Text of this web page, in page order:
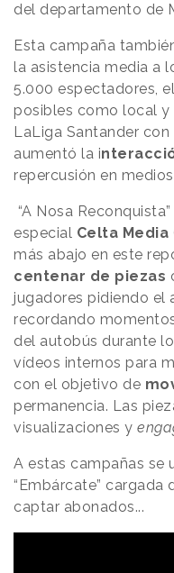
del departamento de
Esta campaña
la asistencia media a
5.000 espectadores,
posibles como local y
LaLiga Santander
aumentó la i
repercusión en
“A Nosa
especial Celta Media
más abajo en este
centenar de piezas
jugadores pidiendo el
recordando
del autobús durante
vídeos internos para
con el objetivo de
permanencia. Las
visualizaciones y
A estas campañas se
“Embárcate”
captar abonados...